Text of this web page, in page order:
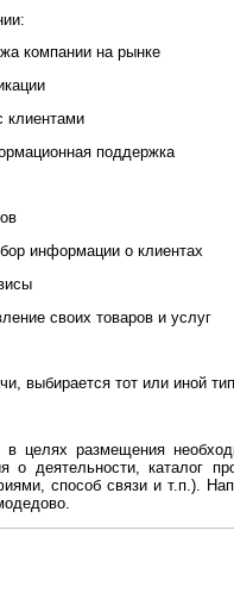
компании на рынке
поддержка
информации о клиентах
своих товаров и услуг
выбирается тот или иной
в целях размещения
деятельности, каталог
способ связи и т.п.).